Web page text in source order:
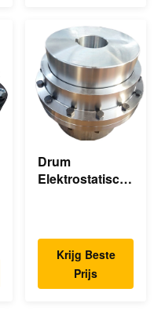
Drum
Elektrostatisch
nauwkeurigheid
Krijg Beste
Prijs